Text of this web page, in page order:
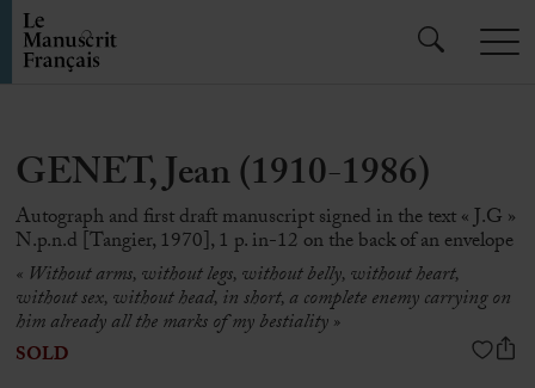
GENET, Jean (1910-1986)
Autograph and first draft manuscript signed in the text « J.G »
N.p.n.d [Tangier, 1970], 1 p. in-12 on the back of an envelope
« Without arms, without legs, without belly, without heart,
without sex, without head, in short, a complete enemy carrying on
him already all the marks of my bestiality»
SOLD